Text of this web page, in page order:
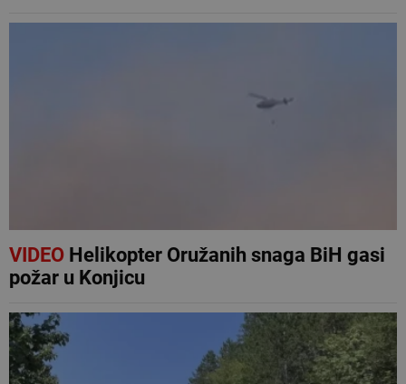
VIDEOHelikopter Oružanih snaga BiH gasi
požar u Konjicu